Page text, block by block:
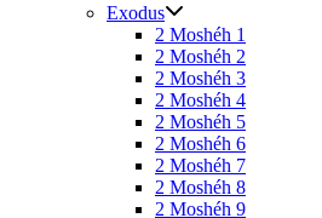
Exodus
2 Moshéh 1
2 Moshéh 2
2 Moshéh 3
2 Moshéh 4
2 Moshéh 5
2 Moshéh 6
2 Moshéh 7
2 Moshéh 8
2 Moshéh 9